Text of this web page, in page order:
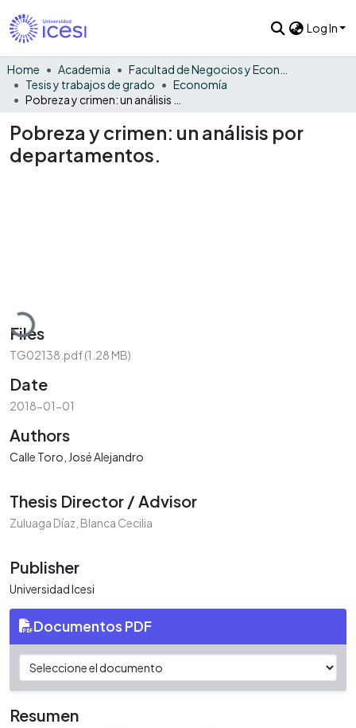
Log In
Home Academia
Tesis y trabajos de grado
Economía
Pobreza y crimen: un análisis por
departamentos.
Loading...
Files
TG02138.pdf(1.28 MB)
Date
2018-01-01
Authors
Calle Toro, José Alejandro
Thesis Director / Advisor
Zuluaga Díaz, Blanca Cecilia
Publisher
Universidad Icesi
Documentos PDF
Resumen